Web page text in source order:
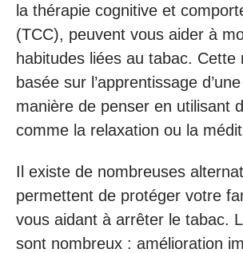
la thérapie cognitive et
(TCC), peuvent vous aider à
habitudes liées au tabac. Cette
basée sur l’apprentissage
manière de penser en utilisant
comme la relaxation ou la
Il existe de nombreuses
permettent de protéger votre
vous aidant à arrêter le tabac.
sont nombreux : amélioration